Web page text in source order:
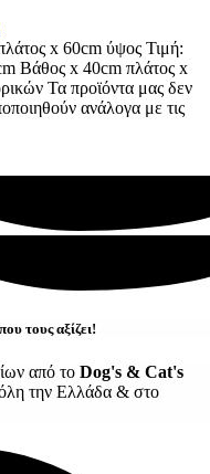
x 60cm ύψος Τιμή:
Βάθος x 40cm πλάτος x
Τα προϊόντα μας δεν
ανάλογα με τις
τους αξίζει!
από το Dog's & Cat's
την Ελλάδα & στο